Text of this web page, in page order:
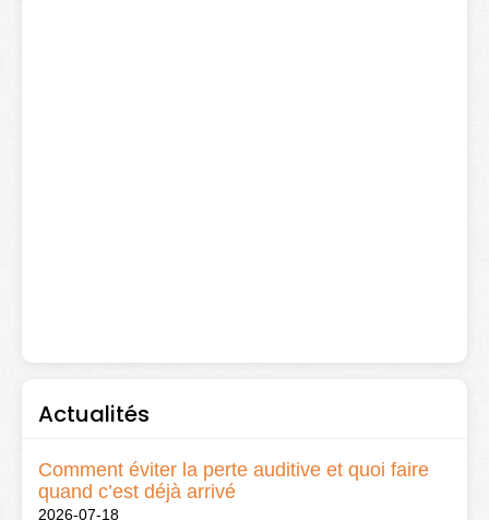
Actualités
Comment éviter la perte auditive et quoi faire
quand c’est déjà arrivé
2026-07-18